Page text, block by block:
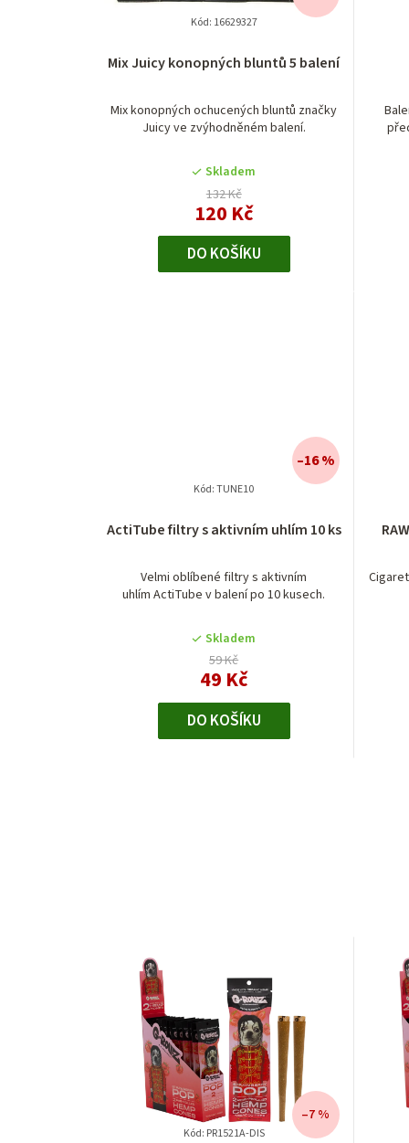
Mix Juicy konopných bluntů 5 balení
Mix konopných ochucených bluntů značky
Juicy ve zvýhodněném balení.
hodnocení
je
5,0
5
hvězdiček.
Skladem
132 Kč
120 Kč
DO KOŠÍKU
Kód: 16629327
ActiTube filtry s aktivním uhlím 10 ks
Velmi oblíbené filtry s aktivním
uhlím ActiTube v balení po 10 kusech.
Skladem
59 Kč
49 Kč
–16 %
DO KOŠÍKU
Kód:TUNE10
Kód: PR1521A-DIS
–7 %